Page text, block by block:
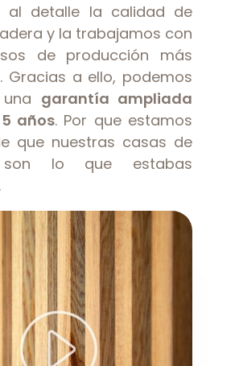
al detalle la calidad de
y la trabajamos con
de producción más
Gracias a ello, podemos
garantía ampliada
años. Por que estamos
que nuestras casas de
son lo que estabas